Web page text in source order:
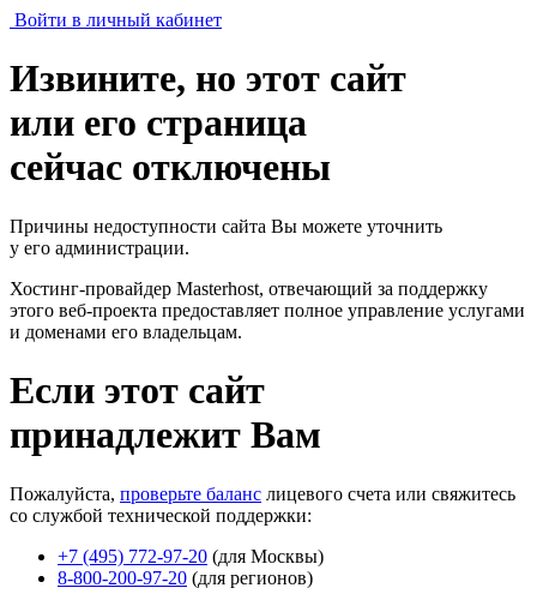
Войти в личный кабинет
Извините, но этот сайт
или его страница
сейчас отключены
Причины недоступности сайта Вы можете уточнить
у его администрации.
Хостинг-провайдер Masterhost, отвечающий за поддержку
этого веб-проекта предоставляет полное управление услугами
и доменами его владельцам.
Если этот сайт
принадлежит Вам
Пожалуйста, проверьте баланс лицевого счета или свяжитесь
со службой технической поддержки:
+7 (495) 772-97-20 (для Москвы)
8-800-200-97-20 (для регионов)